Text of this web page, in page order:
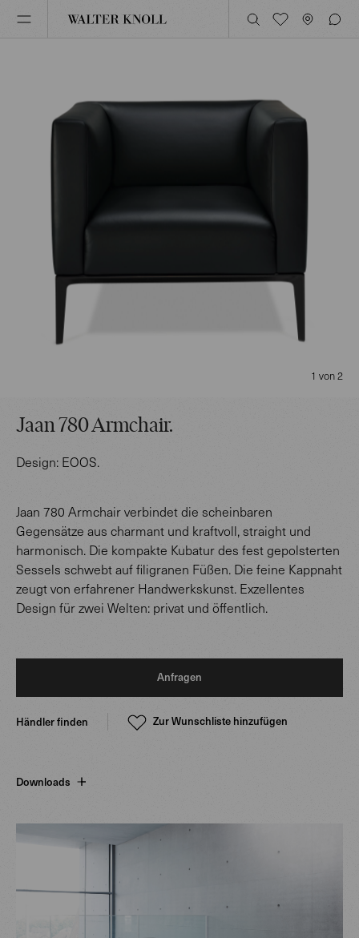
Jaan 780 Armchair.
Design: EOOS.
Jaan 780 Armchair verbindet die scheinbaren
Gegensätze aus charmant und kraftvoll, straight und
harmonisch. Die kompakte Kubatur des fest gepolsterten
Sessels schwebt auf filigranen Füßen. Die feine Kappnaht
zeugt von erfahrener Handwerkskunst. Exzellentes
Design für zwei Welten: privat und öffentlich.
Anfragen
Händler finden Zur Wunschliste hinzufügen
Downloads
1 von 2